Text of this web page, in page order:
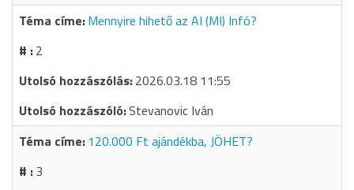
Mennyire hihető az AI (MI) Infó?
2
2026.03.18 11:55
Stevanovic Iván
120.000 Ft ajándékba, JÖHET?
3